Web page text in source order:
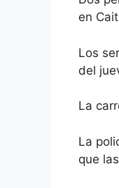
en
Los
del
La
La
que